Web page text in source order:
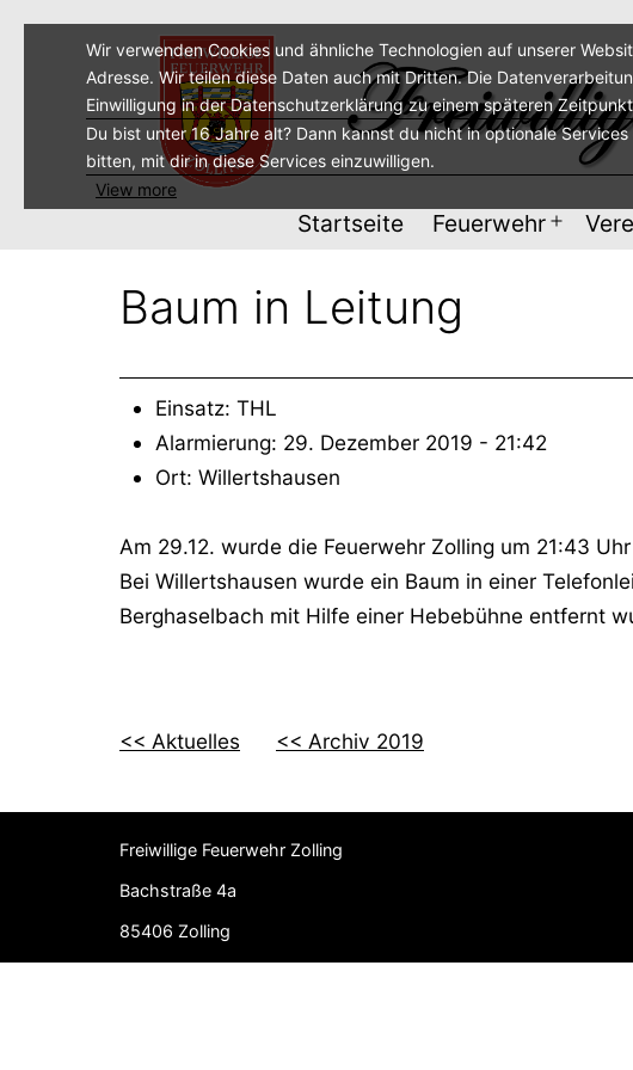
Startseite Feuerwehr Menü
Baum in Leitung
Einsatz: THL
Alarmierung: 29. Dezember 2019 - 21:42
Ort: Willertshausen
Am 29.12. wurde die Feuerwehr Zolling um 21:43
Bei Willertshausen wurde ein Baum in einer
Berghaselbach mit Hilfe einer Hebebühne entfernt
<< Aktuelles << Archiv 2019
Freiwillige Feuerwehr Zolling
Bachstraße 4a
85406 Zolling
Wir verwenden Cookies und ähnliche Technologien auf unserer
Adresse. Wir teilen diese Daten auch mit Dritten. Die
Einwilligung in der Datenschutzerklärung zu einem späteren
Du bist unter 16 Jahre alt? Dann kannst du nicht in optionale
bitten, mit dir in diese Services einzuwilligen.
View more